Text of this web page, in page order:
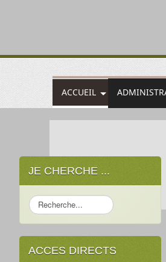
ACCUEIL
JE CHERCHE ...
Rechercher
ACCES DIRECTS